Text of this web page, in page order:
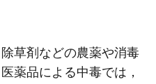
草剤などの農薬や消毒
薬品による中毒では，